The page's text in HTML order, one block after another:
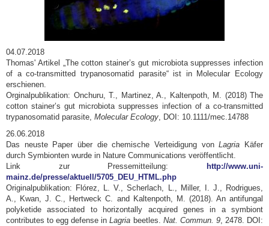
04.07.2018
Thomas' Artikel „The cotton stainer’s gut microbiota suppresses infection
of a co-transmitted trypanosomatid parasite“ ist in Molecular Ecology
erschienen.
Orginalpublikation: Onchuru, T., Martinez, A., Kaltenpoth, M. (2018) The
cotton stainer’s gut microbiota suppresses infection of a co-transmitted
trypanosomatid parasite, Molecular Ecology, DOI: 10.1111/mec.14788
26.06.2018
Das neuste Paper über die chemische Verteidigung vonLagria Käfer
durch Symbionten wurde in Nature Communications veröffentlicht.
Link zur Pressemitteilung:
http://www.uni-
mainz.de/presse/aktuell/5705_DEU_HTML.php
Originalpublikation: Flórez, L. V., Scherlach, L., Miller, I. J., Rodrigues,
A., Kwan, J. C., Hertweck C. and Kaltenpoth, M. (2018). An antifungal
polyketide associated to horizontally acquired genes in a symbiont
contributes to egg defense inLagria beetles. Nat. Commun. 9, 2478. DOI: